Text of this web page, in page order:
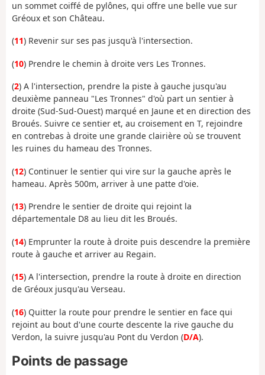
un sommet coiffé de pylônes, qui offre une belle vue sur
Gréoux et son Château.
(11) Revenir sur ses pas jusqu'à l'intersection.
(10) Prendre le chemin à droite vers Les Tronnes.
(2) A l'intersection, prendre la piste à gauche jusqu'au
deuxième panneau "Les Tronnes" d'où part un sentier à
droite (Sud-Sud-Ouest) marqué en Jaune et en direction des
Broués. Suivre ce sentier et, au croisement en T, rejoindre
en contrebas à droite une grande clairière où se trouvent
les ruines du hameau des Tronnes.
(12) Continuer le sentier qui vire sur la gauche après le
hameau. Après 500m, arriver à une patte d'oie.
(13) Prendre le sentier de droite qui rejoint la
départementale D8 au lieu dit les Broués.
(14) Emprunter la route à droite puis descendre la première
route à gauche et arriver au Regain.
(15) A l'intersection, prendre la route à droite en direction
de Gréoux jusqu'au Verseau.
(16) Quitter la route pour prendre le sentier en face qui
rejoint au bout d'une courte descente la rive gauche du
Verdon, la suivre jusqu'au Pont du Verdon (D/A).
Points de passage